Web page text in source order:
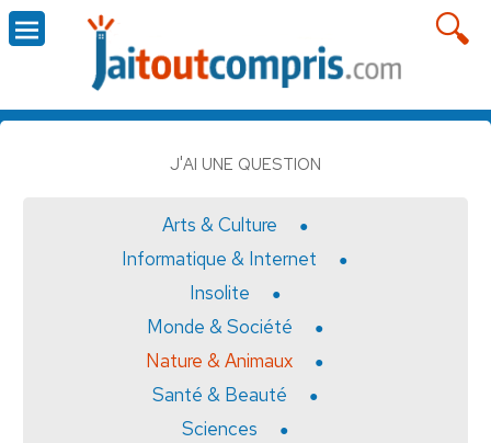
J'AI UNE QUESTION
Arts & Culture
Informatique & Internet
Insolite
Monde & Société
Nature & Animaux
Santé & Beauté
Sciences